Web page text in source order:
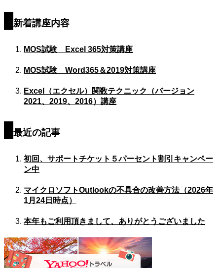
新着講座内容
MOS試験 Excel 365対策講座
MOS試験 Word365＆2019対策講座
Excel（エクセル）関数テクニック（バージョン
2021、2019、2016）講座
最近の記事
初回、サポートチケット５パーセント割引キャンペー
ン中
マイクロソフトOutlookの不具合の改善方法（2026年
1月24日時点）
本年もご利用頂きまして、ありがとうございました